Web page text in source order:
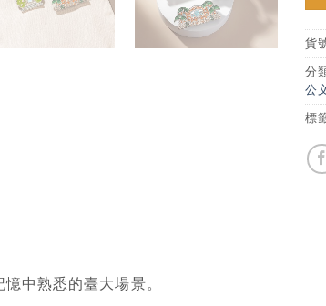
貨
分
公
標
中熟悉的臺大場景。